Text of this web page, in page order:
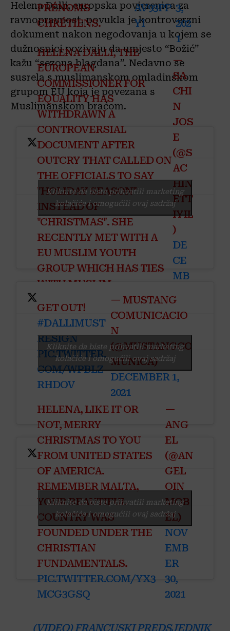
PRÉNOMS
CHRÉTIENS.
AV93PP
YI
3,
202
1
Helena Dalli, europska povjerenica za
ravnopravnost, povukla je kontroverzni
dokument nakon negodovanja u kojem se
dužnosnici pozivaju da umjesto “Božić”
kažu “sezona blagdana”. Nedavno se
susrela s muslimanskom omladinskom
grupom EU koja je povezana s
Muslimanskom braćom.
HELENA DALLI, THE
EUROPEAN
COMMISSIONER FOR
EQUALITY HAS
WITHDRAWN A
CONTROVERSIAL
DOCUMENT AFTER
OUTCRY THAT CALLED ON
THE OFFICIALS TO SAY
"HOLIDAY SEASON"
INSTEAD OF
"CHRISTMAS". SHE
RECENTLY MET WITH A
EU MUSLIM YOUTH
GROUP WHICH HAS TIES
WITH MUSLIM
BROTHERHOOD
PIC.TWITTER.COM/LH5QC
IF8EL
—
SA
CHI
N
JOS
E
(@S
AC
HIN
ETT
IYIL
)
DE
CE
MB
1,
2021
Kliknite da biste prihvatili marketing
kolačiće i omogućili ovaj sadržaj
GET OUT!
#DALLIMUST
RESIGN
PIC.TWITTER.
COM/WPBLZ
RHDOV
— MUSTANG
COMUNICACIO
N
(@MUSTANGCO
MUNICA)
DECEMBER 1,
2021
Kliknite da biste prihvatili marketing
kolačiće i omogućili ovaj sadržaj
HELENA, LIKE IT OR
NOT, MERRY
CHRISTMAS TO YOU
FROM UNITED STATES
OF AMERICA.
REMEMBER MALTA,
YOUR BEAUTIFUL
COUNTRY WAS
FOUNDED UNDER THE
CHRISTIAN
FUNDAMENTALS.
PIC.TWITTER.COM/YX3
MCG3GSQ
—
ANG
EL
(@AN
GEL
OIN
MOB
EL)
NOV
EMB
ER
30,
2021
Kliknite da biste prihvatili marketing
kolačiće i omogućili ovaj sadržaj
(VIDEO) FRANCUSKI PREDSJEDNIK